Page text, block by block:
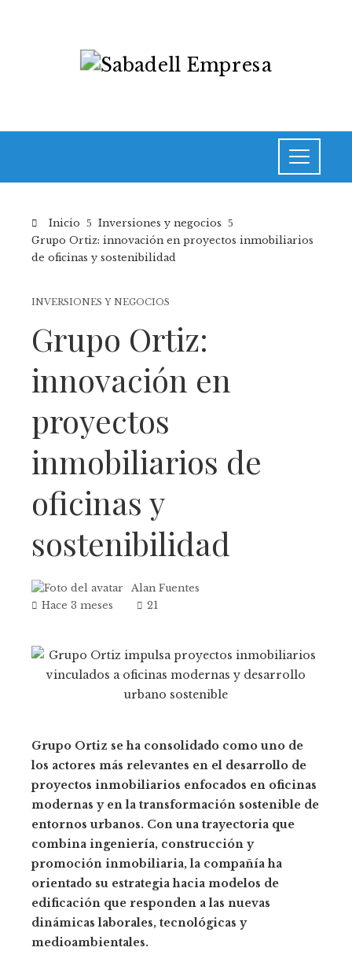
Inicio
Inversiones y negocios
Grupo Ortiz: innovación en proyectos inmobiliarios
de oficinas y sostenibilidad
INVERSIONES Y NEGOCIOS
Grupo Ortiz:
innovación en
proyectos
inmobiliarios de
oficinas y
sostenibilidad
Alan Fuentes
Hace 3 meses
21
Grupo Ortiz se ha consolidado como uno de
los actores más relevantes en el desarrollo de
proyectos inmobiliarios enfocados en oficinas
modernas y en la transformación sostenible de
entornos urbanos. Con una trayectoria que
combina ingeniería, construcción y
promoción inmobiliaria, la compañía ha
orientado su estrategia hacia modelos de
edificación que responden a las nuevas
dinámicas laborales, tecnológicas y
medioambientales.